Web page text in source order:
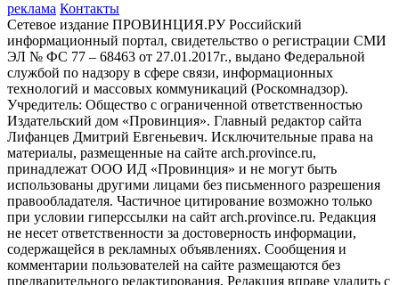
реклама Контакты
Сетевое издание ПРОВИНЦИЯ.РУ Российский
информационный портал, свидетельство о регистрации СМИ
ЭЛ № ФС 77 – 68463 от 27.01.2017г., выдано Федеральной
службой по надзору в сфере связи, информационных
технологий и массовых коммуникаций (Роскомнадзор).
Учредитель: Общество с ограниченной ответственностью
Издательский дом «Провинция». Главный редактор сайта
Лифанцев Дмитрий Евгеньевич. Исключительные права на
материалы, размещенные на сайте arch.province.ru,
принадлежат ООО ИД «Провинция» и не могут быть
использованы другими лицами без письменного разрешения
правообладателя. Частичное цитирование возможно только
при условии гиперссылки на сайт arch.province.ru. Редакция
не несет ответственности за достоверность информации,
содержащейся в рекламных объявлениях. Сообщения и
комментарии пользователей на сайте размещаются без
предварительного редактирования. Редакция вправе удалить с